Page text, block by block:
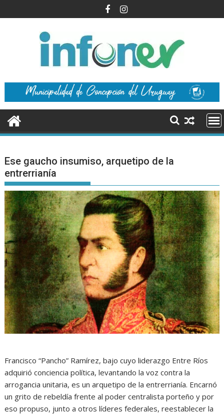
al
Ese gaucho insumiso, arquetipo de la
entrerrianía
Francisco “Pancho” Ramírez, bajo cuyo liderazgo Entre Ríos
adquirió conciencia política, levantando la voz contra la
arrogancia unitaria, es un arquetipo de la entrerrianía. Encarnó
un grito de rebeldía frente al poder centralista porteño y por
eso propuso, junto a otros líderes federales, reestablecer la